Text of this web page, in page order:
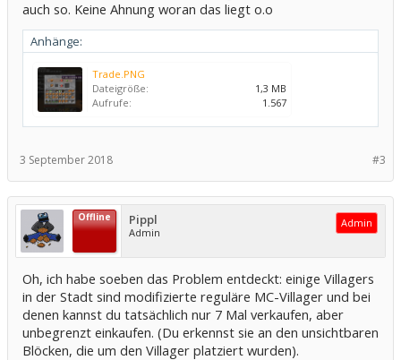
auch so. Keine Ahnung woran das liegt o.o
Anhänge:
Trade.PNG
Dateigröße:
1,3 MB
Aufrufe:
1.567
#3
3 September 2018
Offline Pippl
Admin
Admin
Oh, ich habe soeben das Problem entdeckt: einige Villagers
in der Stadt sind modifizierte reguläre MC-Villager und bei
denen kannst du tatsächlich nur 7 Mal verkaufen, aber
unbegrenzt einkaufen. (Du erkennst sie an den unsichtbaren
Blöcken, die um den Villager platziert wurden).